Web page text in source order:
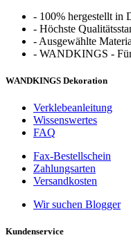
- 100% hergestellt in
- Höchste
- Ausgewählte
- WANDKINGS - Für
WANDKINGS Dekoration
Verklebeanleitung
Wissenswertes
FAQ
Fax-Bestellschein
Zahlungsarten
Versandkosten
Wir suchen Blogger
Kundenservice